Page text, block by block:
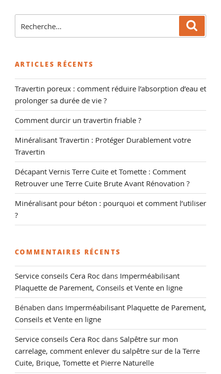
pour
ARTICLES RÉCENTS
Travertin poreux : comment réduire l’absorption d’eau et
prolonger sa durée de vie ?
Comment durcir un travertin friable ?
Minéralisant Travertin : Protéger Durablement votre
Travertin
Décapant Vernis Terre Cuite et Tomette : Comment
Retrouver une Terre Cuite Brute Avant Rénovation ?
Minéralisant pour béton : pourquoi et comment l’utiliser
?
COMMENTAIRES RÉCENTS
Service conseils Cera Roc dans Imperméabilisant
Plaquette de Parement, Conseils et Vente en ligne
Bénaben dans Imperméabilisant Plaquette de Parement,
Conseils et Vente en ligne
Service conseils Cera Roc dans Salpêtre sur mon
carrelage, comment enlever du salpêtre sur de la Terre
Cuite, Brique, Tomette et Pierre Naturelle